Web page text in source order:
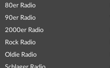
80er Radio
90er Radio
2000er Radio
Rock Radio
Oldie Radio